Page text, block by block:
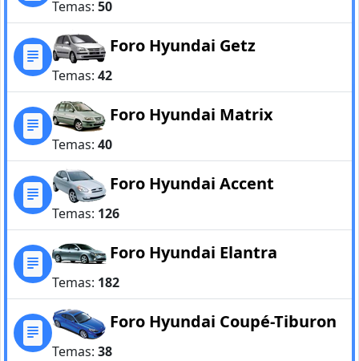
Temas: 50
Foro Hyundai Getz
Temas: 42
Foro Hyundai Matrix
Temas: 40
Foro Hyundai Accent
Temas: 126
Foro Hyundai Elantra
Temas: 182
Foro Hyundai Coupé-Tiburon
Temas: 38